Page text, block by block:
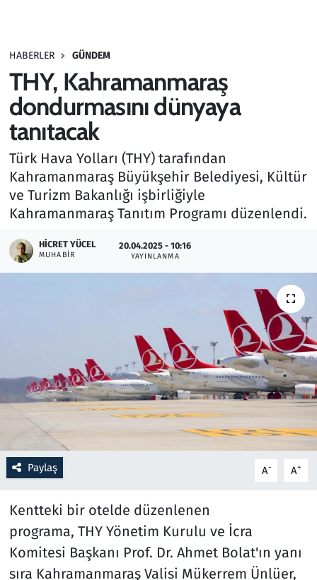
HABERLER GÜNDEM
THY, Kahramanmaraş
dondurmasını dünyaya
tanıtacak
Türk Hava Yolları (THY) tarafından
Kahramanmaraş Büyükşehir Belediyesi, Kültür
ve Turizm Bakanlığı işbirliğiyle
Kahramanmaraş Tanıtım Programı düzenlendi.
HICRET YÜCEL
MUHABIR
20.04.2025 - 10:16
YAYINLANMA
Paylaş A- A+
Kentteki bir otelde düzenlenen
programa, THY Yönetim Kurulu ve İcra
Komitesi Başkanı Prof. Dr. Ahmet Bolat'ın yanı
sıra Kahramanmaraş Valisi Mükerrem Ünlüer,
Haber
Kültür Sanat
Kurumsal Haberler
Memur ve Kamu
Otomobil
Oyun
Rüya Tabirleri
Savunma Sanayi
Spor
Teknoloji ve Bilim